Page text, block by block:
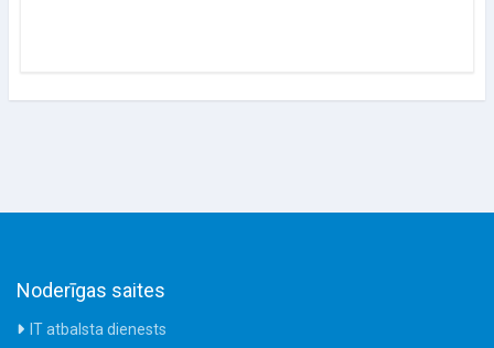
Noderīgas saites
IT atbalsta dienests